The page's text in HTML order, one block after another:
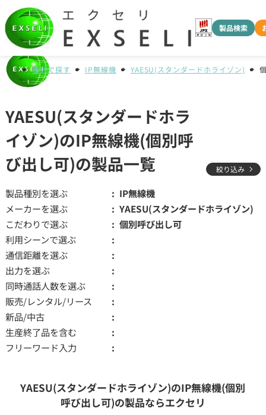
製品検索
種別で探す IP無線機 YAESU(スタンダードホライゾン)
YAESU(スタンダードホラ
イゾン)のIP無線機(個別呼
び出し可)の製品一覧
絞り込み
製品種別を選ぶ
IP無線機
メーカーを選ぶ
YAESU(スタンダードホライゾン)
こだわりで選ぶ
個別呼び出し可
利用シーンで選ぶ
通信距離を選ぶ
出力を選ぶ
同時通話人数を選ぶ
販売/レンタル/リース
新品/中古
生産終了品を含む
フリーワード入力
YAESU(スタンダードホライゾン)のIP無線機(個別
呼び出し可)の製品ならエクセリ